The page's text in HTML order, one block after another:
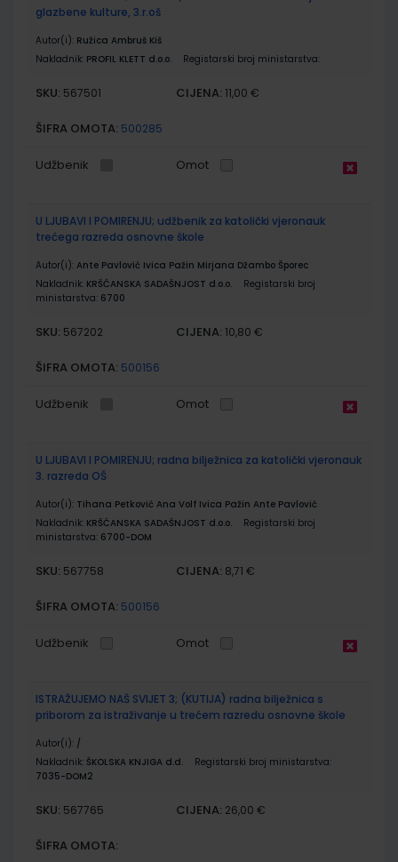
glazbene kulture, 3.r.oš
Autor(i): Ružica Ambruš Kiš
Nakladnik: PROFIL KLETT d.o.o. Registarski broj ministarstva:
SKU: 567501 CIJENA: 11,00 €
ŠIFRA OMOTA: 500285
Udžbenik Omot
U LJUBAVI I POMIRENJU; udžbenik za katolički vjeronauk
trećega razreda osnovne škole
Autor(i): Ante Pavlović Ivica Pažin Mirjana Džambo Šporec
Nakladnik: KRŠĆANSKA SADAŠNJOST d.o.o.
Registarski broj
ministarstva: 6700
SKU: 567202 CIJENA: 10,80 €
ŠIFRA OMOTA: 500156
Udžbenik Omot
U LJUBAVI I POMIRENJU; radna bilježnica za katolički vjeronauk
3. razreda OŠ
Autor(i): Tihana Petković Ana Volf Ivica Pažin Ante Pavlović
Nakladnik: KRŠĆANSKA SADAŠNJOST d.o.o.
Registarski broj
ministarstva: 6700-DOM
SKU: 567758 CIJENA: 8,71 €
ŠIFRA OMOTA: 500156
Udžbenik Omot
ISTRAŽUJEMO NAŠ SVIJET 3; (KUTIJA) radna bilježnica s
priborom za istraživanje u trećem razredu osnovne škole
Autor(i): /
Nakladnik: ŠKOLSKA KNJIGA d.d.
Registarski broj ministarstva:
7035-DOM2
SKU: 567765 CIJENA: 26,00 €
ŠIFRA OMOTA: